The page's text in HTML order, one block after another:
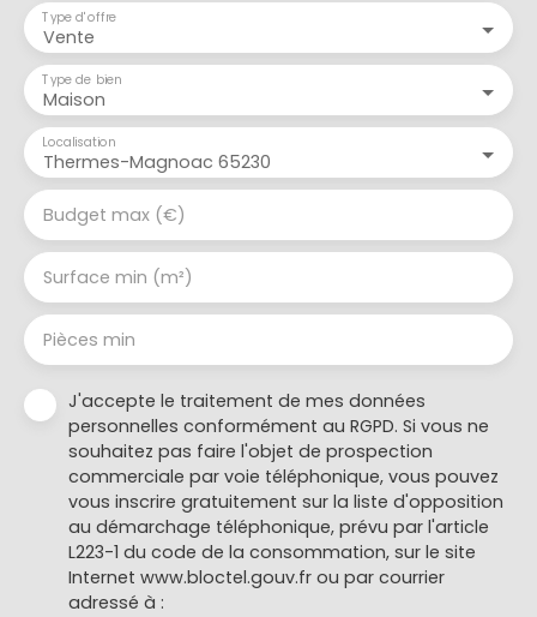
Vente
Type d'offre
Maison
Type de bien
Thermes-Magnoac 65230
Localisation
Budget max (€)
Surface min (m²)
Pièces min
J'accepte le traitement de mes données
personnelles conformément au RGPD. Si vous ne
souhaitez pas faire l'objet de prospection
commerciale par voie téléphonique, vous pouvez
vous inscrire gratuitement sur la liste d'opposition
au démarchage téléphonique, prévu par l'article
L223-1 du code de la consommation, sur le site
Internet www.bloctel.gouv.fr ou par courrier
adressé à :